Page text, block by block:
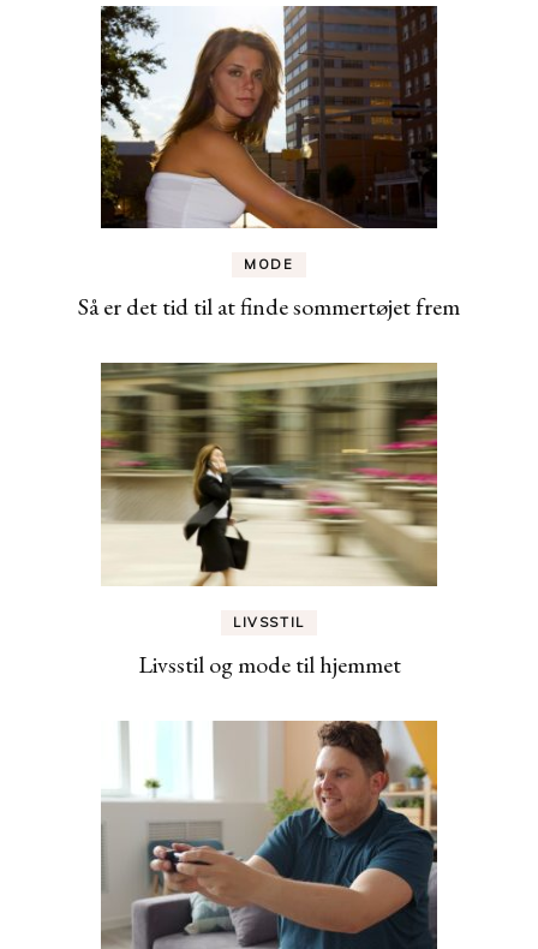
MODE
Så er det tid til at finde sommertøjet frem
LIVSSTIL
Livsstil og mode til hjemmet